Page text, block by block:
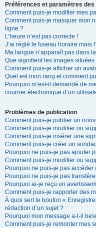
Préférences et paramètres
Comment puis-je modifier mes
Comment puis-je masquer mon
ligne ?
L’heure n’est pas correcte !
J’ai réglé le fuseau horaire mais
Ma langue n’apparaît pas dans
Que signifient les images
Comment puis-je afficher un
Quel est mon rang et comment
Pourquoi m’est-il demandé de
courrier électronique d’un
Problèmes de publication
Comment puis-je publier un
Comment puis-je modifier ou
Comment puis-je insérer une
Comment puis-je créer un
Pourquoi ne puis-je pas ajouter
Comment puis-je modifier ou
Pourquoi ne puis-je pas accéder
Pourquoi ne puis-je pas
Pourquoi ai-je reçu un
Comment puis-je rapporter des
À quoi sert le bouton «
rédaction d’un sujet ?
Pourquoi mon message a-t-il
Comment puis-je remonter mes